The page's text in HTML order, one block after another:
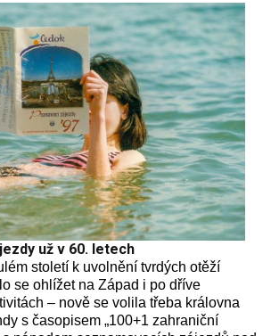
už v 60. letech
století k uvolnění tvrdých otěží
se ohlížet na Západ i po dříve
– nově se volila třeba královna
s časopisem „100+1 zahraniční